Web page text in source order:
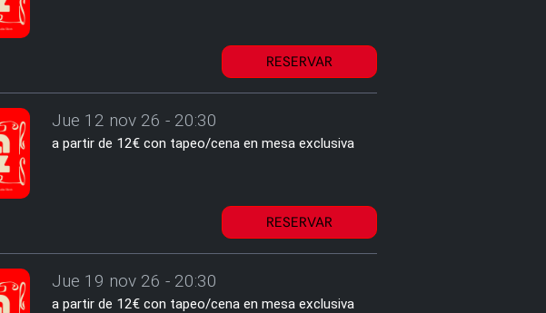
RESERVAR
Jue 12 nov 26 - 20:30
a partir de 12€ con tapeo/cena en mesa exclusiva
RESERVAR
Jue 19 nov 26 - 20:30
a partir de 12€ con tapeo/cena en mesa exclusiva